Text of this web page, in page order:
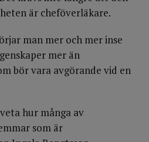
är cheföverläkare.
man mer och mer inse
mer än
bör vara avgörande vid en
hur många av
som är